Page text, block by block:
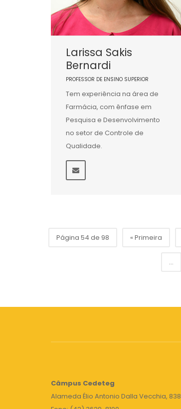
Larissa Sakis
Bernardi
PROFESSOR DE ENSINO SUPERIOR
Tem experiência na área de
Farmácia, com ênfase em
Pesquisa e Desenvolvimento
no setor de Controle de
Qualidade.
Página 54 de 98 « Primeira
...
Câmpus Cedeteg
Alameda Élio Antonio Dalla Vecchia, 838